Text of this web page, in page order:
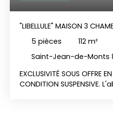
"LIBELLULE" MAISON 3
CENTRE-VILLE
5 pièces 112 m²
Saint-Jean-de-Monts
EXCLUSIVITÉ SOUS OFFRE
CONDITION